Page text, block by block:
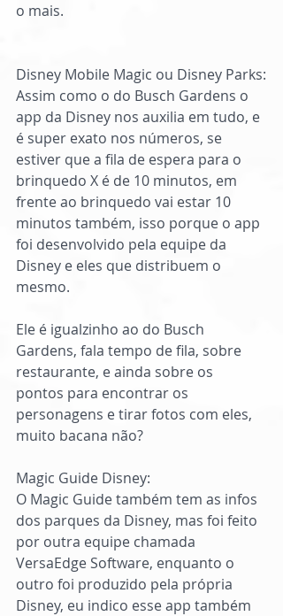
o mais.
Disney Mobile Magic ou Disney Parks:
Assim como o do Busch Gardens o
app da Disney nos auxilia em tudo, e
é super exato nos números, se
estiver que a fila de espera para o
brinquedo X é de 10 minutos, em
frente ao brinquedo vai estar 10
minutos também, isso porque o app
foi desenvolvido pela equipe da
Disney e eles que distribuem o
mesmo.
Ele é igualzinho ao do Busch
Gardens, fala tempo de fila, sobre
restaurante, e ainda sobre os
pontos para encontrar os
personagens e tirar fotos com eles,
muito bacana não?
Magic Guide Disney:
O Magic Guide também tem as infos
dos parques da Disney, mas foi feito
por outra equipe chamada
VersaEdge Software, enquanto o
outro foi produzido pela própria
Disney, eu indico esse app também